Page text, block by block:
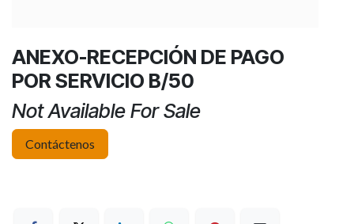
ANEXO-RECEPCIÓN DE PAGO
POR SERVICIO B/50
Not Available For Sale
Contáctenos